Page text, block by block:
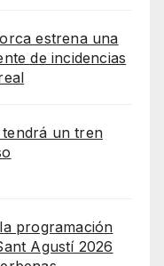
estrena una
de incidencias
un tren
programación
Agustí 2026